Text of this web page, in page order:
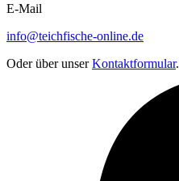
E-Mail
info@teichfische-online.de
Oder über unserKontaktformular.